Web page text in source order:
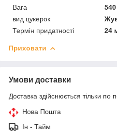
Вага
540
вид цукерок
Термін придатності
24
Приховати
Умови доставки
Доставка здійснюється тільки по
Нова Пошта
Ін - Тайм